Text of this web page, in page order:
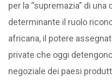
per la “supremazia” di una
determinante il ruolo
africana, il potere
private che oggi
negoziale dei paesi